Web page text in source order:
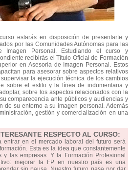
estarás en disposición de presentarte y
por las Comunidades Autónomas para las
Imagen Personal. Estudiando el curso y
recibirás el Título Oficial de Formación
en Asesoría de Imagen Personal. Estos
para asesorar sobre aspectos relativos
la ejecución técnica de los cambios
sobre el estilo y la línea de indumentaria y
sobre los aspectos relacionados con la
comparecencia ante públicos y audiencias y
de su entorno a su imagen personal. Además
gestión y comercialización en una
RESPECTO AL CURSO:
entrar en el mercado laboral del futuro será
Esta es la idea que constantemente
y las empresas. Y la Formación Profesional
mejorar la FP en nuestro país es una